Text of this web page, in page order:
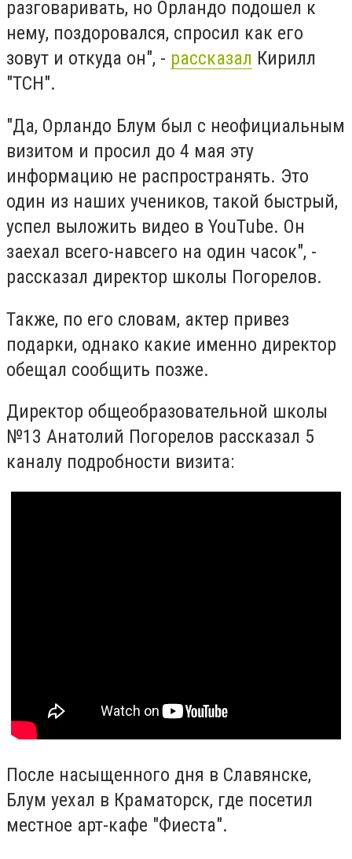
разговаривать, но Орландо подошел к
нему, поздоровался, спросил как его
зовут и откуда он", - рассказал Кирилл
"ТСН".
"Да, Орландо Блум был с неофициальным
визитом и просил до 4 мая эту
информацию не распространять. Это
один из наших учеников, такой быстрый,
успел выложить видео в YouTube. Он
заехал всего-навсего на один часок", -
рассказал директор школы Погорелов.
Также, по его словам, актер привез
подарки, однако какие именно директор
обещал сообщить позже.
Директор общеобразовательной школы
№13 Анатолий Погорелов рассказал 5
каналу подробности визита:
После насыщенного дня в Славянске,
Блум уехал в Краматорск, где посетил
местное арт-кафе "Фиеста".